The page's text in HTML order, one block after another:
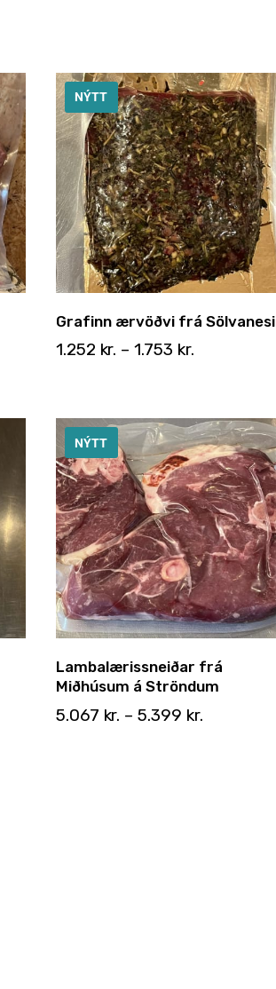
NÝTT
Grafinn ærvöðvi frá Sölvanesi
1.252 kr. – 1.753 kr.
NÝTT
Lambalærissneiðar frá
Miðhúsum á Ströndum
5.067 kr. – 5.399 kr.